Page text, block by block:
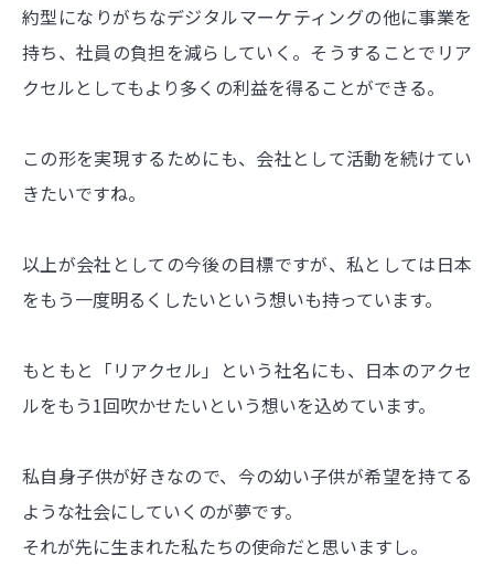
約型になりがちなデジタルマーケティングの他に事業を
持ち、社員の負担を減らしていく。そうすることでリア
クセルとしてもより多くの利益を得ることができる。
この形を実現するためにも、会社として活動を続けてい
きたいですね。
以上が会社としての今後の目標ですが、私としては日本
をもう一度明るくしたいという想いも持っています。
もともと「リアクセル」という社名にも、日本のアクセ
ルをもう1回吹かせたいという想いを込めています。
私自身子供が好きなので、今の幼い子供が希望を持てる
ような社会にしていくのが夢です。
それが先に生まれた私たちの使命だと思いますし。